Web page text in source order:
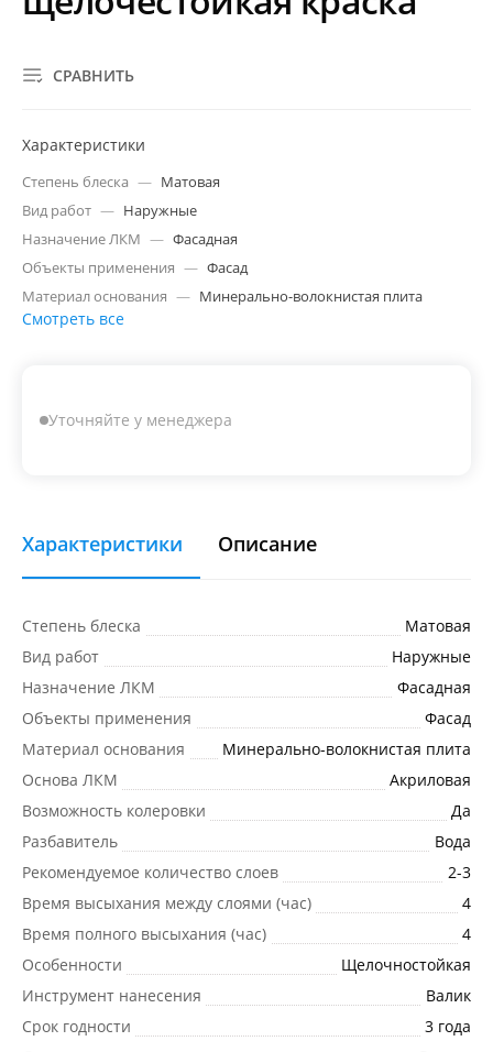
СРАВНИТЬ
Характеристики
Степень блеска — Матовая
Вид работ — Наружные
Назначение ЛКМ — Фасадная
Объекты применения — Фасад
Материал основания — Минерально-волокнистая плита
Смотреть все
Уточняйте у менеджера
Характеристики Описание
Степень блеска
Матовая
Вид работ
Наружные
Назначение ЛКМ
Фасадная
Объекты применения
Фасад
Материал основания
Минерально-волокнистая плита
Основа ЛКМ
Акриловая
Возможность колеровки
Да
Разбавитель
Вода
Рекомендуемое количество слоев
2-3
Время высыхания между слоями (час)
4
Время полного высыхания (час)
4
Особенности
Щелочностойкая
Инструмент нанесения
Валик
Срок годности
3 года